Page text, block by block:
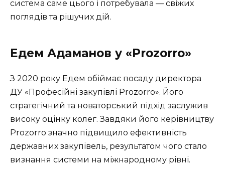
система саме цього і потребувала — свіжих
поглядів та рішучих дій.
Едем Адаманов у «Prozorro»
З 2020 року Едем обіймає посаду директора
ДУ «Професійні закупівлі Prozorro». Його
стратегічний та новаторський підхід заслужив
високу оцінку колег. Завдяки його керівництву
Prozorro значно підвищило ефективність
державних закупівель, результатом чого стало
визнання системи на міжнародному рівні.